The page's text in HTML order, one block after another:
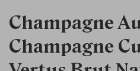
Champagne
Champagne